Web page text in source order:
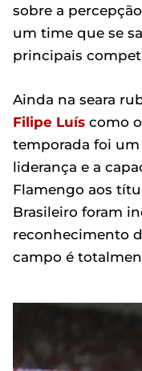
sobre a
um time que se
principais
Ainda na seara
Filipe Luís como
temporada foi
liderança e a
Flamengo aos
Brasileiro foram
reconhecimento
campo é